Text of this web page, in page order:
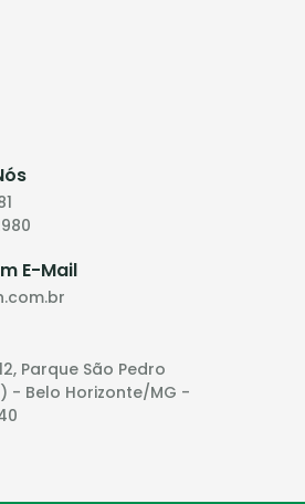
E-Mail
Parque São Pedro
- Belo Horizonte/MG -